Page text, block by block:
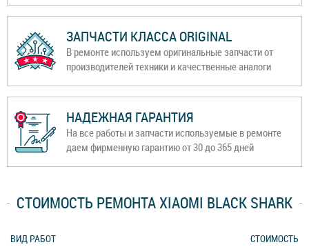
ЗАПЧАСТИ КЛАССА ORIGINAL
В ремонте используем оригинальные запчасти от
производителей техники и качественные аналоги
НАДЕЖНАЯ ГАРАНТИЯ
На все работы и запчасти используемые в ремонте
даем фирменную гарантию от 30 до 365 дней
СТОИМОСТЬ РЕМОНТА XIAOMI BLACK SHARK
ВИД РАБОТ
СТОИМОСТЬ